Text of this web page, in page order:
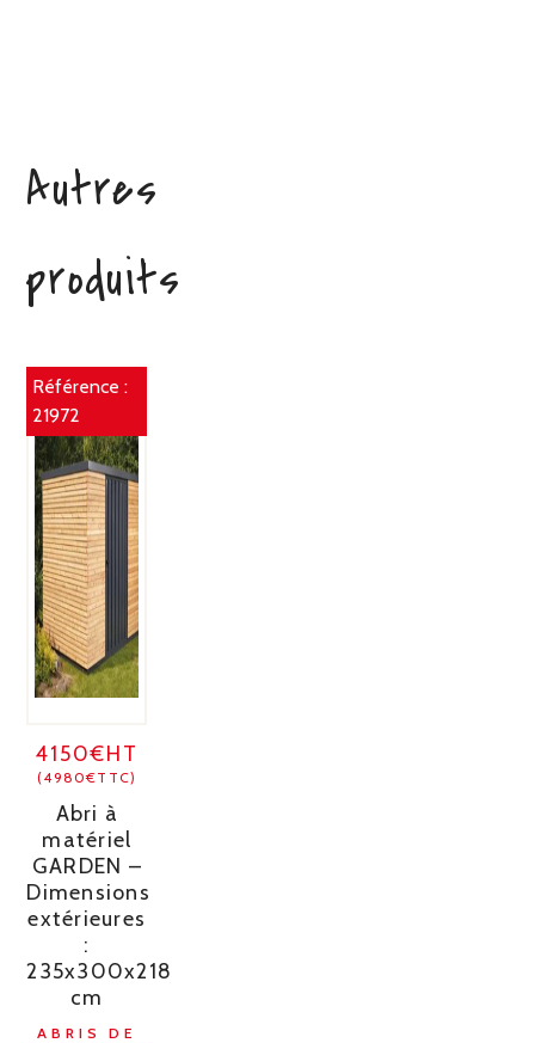
Autres
produits
Référence :
21972
4150€HT
(4980€TTC)
Abri à
matériel
GARDEN –
Dimensions
extérieures
:
235x300x218
cm
ABRIS DE